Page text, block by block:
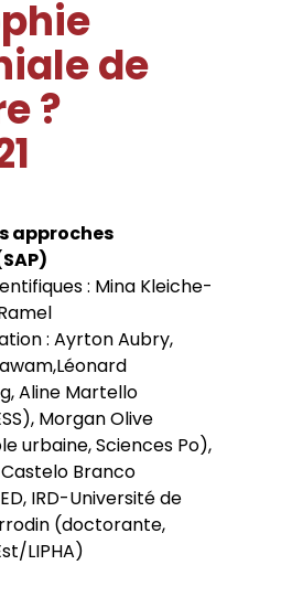
sur les archives
adossés à des
visitants
de doctorat
HDR
de revues
de philosophie
du LLCP
P8 | ADUM)
de
?
approches
: Mina Kleiche-
: Ayrton Aubry,
Aline Martello
Morgan Olive
urbaine, Sciences Po),
Branco
IRD-Université de
(doctorante,
LIPHA)